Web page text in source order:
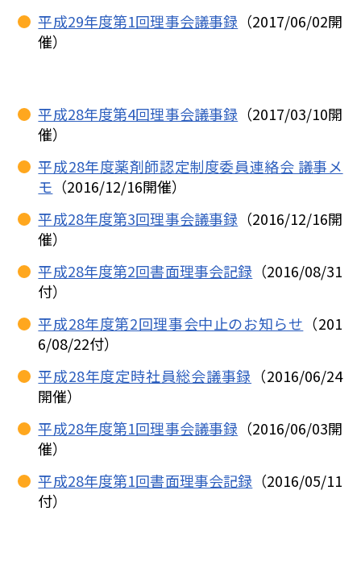
平成29年度第1回理事会議事録 （2017/06/02開
催）
平成28年度第4回理事会議事録 （2017/03/10開
催）
平成28年度薬剤師認定制度委員連絡会 議事メ
モ （2016/12/16開催）
平成28年度第3回理事会議事録 （2016/12/16開
催）
平成28年度第2回書面理事会記録 （2016/08/31
付）
平成28年度第2回理事会中止のお知らせ （201
6/08/22付）
平成28年度定時社員総会議事録 （2016/06/24
開催）
平成28年度第1回理事会議事録 （2016/06/03開
催）
平成28年度第1回書面理事会記録 （2016/05/11
付）